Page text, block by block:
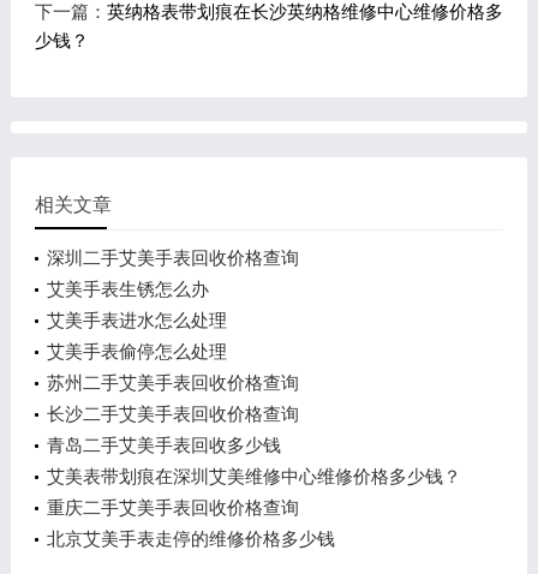
下一篇： 英纳格表带划痕在长沙英纳格维修中心维修价格多
少钱？
相关文章
深圳二手艾美手表回收价格查询
艾美手表生锈怎么办
艾美手表进水怎么处理
艾美手表偷停怎么处理
苏州二手艾美手表回收价格查询
长沙二手艾美手表回收价格查询
青岛二手艾美手表回收多少钱
艾美表带划痕在深圳艾美维修中心维修价格多少钱？
重庆二手艾美手表回收价格查询
北京艾美手表走停的维修价格多少钱